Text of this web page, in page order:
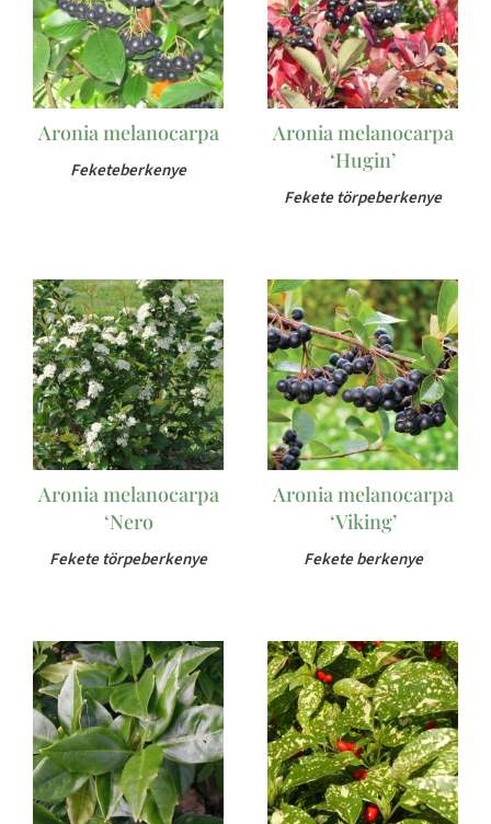
Aronia melanocarpa
Feketeberkenye
Aronia melanocarpa
‘Hugin’
Fekete törpeberkenye
Aronia melanocarpa
‘Nero
Fekete törpeberkenye
Aronia melanocarpa
‘Viking’
Fekete berkenye